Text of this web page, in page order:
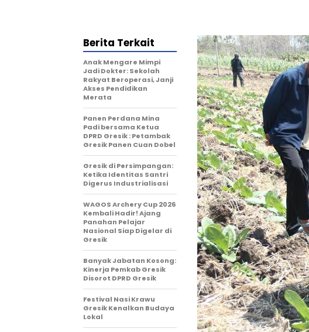
Berita Terkait
Anak Mengare Mimpi
Jadi Dokter: Sekolah
Rakyat Beroperasi, Janji
Akses Pendidikan
Merata
Panen Perdana Mina
Padi bersama Ketua
DPRD Gresik : Petambak
Gresik Panen Cuan Dobel
Gresik di Persimpangan:
Ketika Identitas Santri
Digerus Industrialisasi
WAGOS Archery Cup 2026
Kembali Hadir! Ajang
Panahan Pelajar
Nasional Siap Digelar di
Gresik
Banyak Jabatan Kosong:
Kinerja Pemkab Gresik
Disorot DPRD Gresik
Festival Nasi Krawu
Gresik Kenalkan Budaya
Lokal